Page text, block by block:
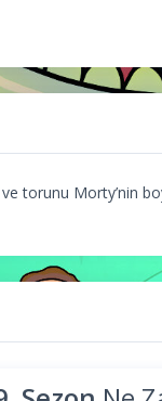
ve torunu Morty’nin